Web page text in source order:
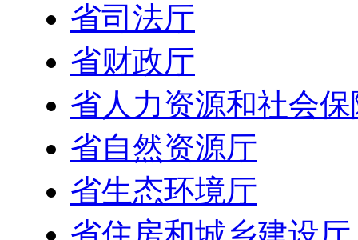
省司法厅
省财政厅
省人力资源和社会
省自然资源厅
省生态环境厅